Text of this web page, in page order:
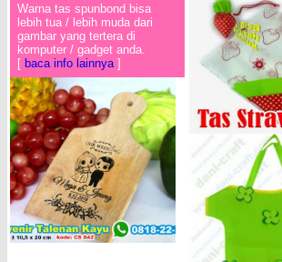
Warna tas spunbond bisa
lebih tua / lebih muda dari
gambar yang tertera di
komputer / gadget anda.
[ baca info lainnya ]